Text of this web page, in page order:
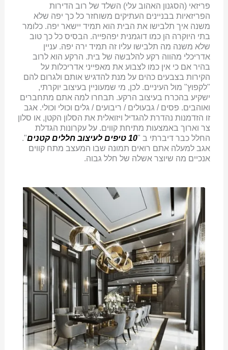
פריזאי (הסגנון האהוב עלי) השלד של רוב הדירות
הפריזאיות בבניינים העתיקים משוחזר כל כך יפה שלא
משנה איך תלבישו את הבית הוא תמיד יישאר יפה. כלומר
בתי היוקרה הן כמו דוגמנית יפהפייה. הבסיס כל כך טוב
שלא משנה מה תלבישו עליו זה תמיד ירה יפה. עניין
אדריכלי מהווה רקע להלבשה של בית. הרקע הוא לרוב
בהיר אם כי אין כמו לצבוע את מאפייני אדריכלות על
הקירות בצבעים כהים על מנת להדגיש אותם ולגרום להם
"לקפוץ" מול העיניים. לכן, מי שמעוניין בעיצוב יוקרתי,
ישקיע בהכרח בעיצוב הרקע. תבחרו למה אתם מתחברים
ואוהבים. פסים / גבעולים / ריבועים / גלים וכולי וכולי. אגב
זו הזדמנות נהדרת להגדיל ויזואלית את הסלון הקטן, או סלון
צר וארוך באמצעות מתיחת קווים. על עקרונות הגדלת
החלל כבר דיברתי ב "10 טיפים לעיצוב חללים קטנים
".
אגב למעלה אתם רואים תמונה שבו המעצב מתח קווים
אנכיים מה שיוצר אשלה של חלל גבוה.